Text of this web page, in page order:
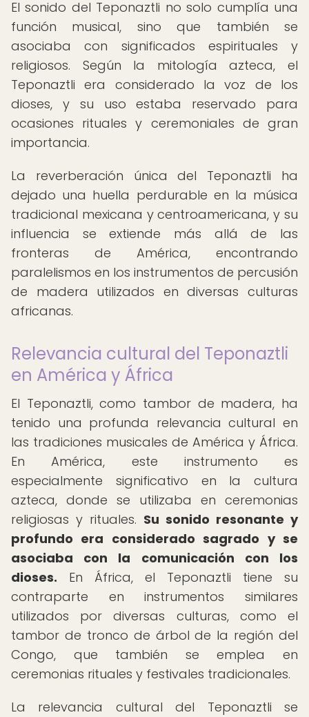
El sonido del Teponaztli no solo cumplía una
función musical, sino que también se
asociaba con significados espirituales y
religiosos. Según la mitología azteca, el
Teponaztli era considerado la voz de los
dioses, y su uso estaba reservado para
ocasiones rituales y ceremoniales de gran
importancia.
La reverberación única del Teponaztli ha
dejado una huella perdurable en la música
tradicional mexicana y centroamericana, y su
influencia se extiende más allá de las
fronteras de América, encontrando
paralelismos en los instrumentos de percusión
de madera utilizados en diversas culturas
africanas.
Relevancia cultural del Teponaztli
en América y África
El Teponaztli, como tambor de madera, ha
tenido una profunda relevancia cultural en
las tradiciones musicales de América y África.
En América, este instrumento es
especialmente significativo en la cultura
azteca, donde se utilizaba en ceremonias
religiosas y rituales. Su sonido resonante y
profundo era considerado sagrado y se
asociaba con la comunicación con los
dioses. En África, el Teponaztli tiene su
contraparte en instrumentos similares
utilizados por diversas culturas, como el
tambor de tronco de árbol de la región del
Congo, que también se emplea en
ceremonias rituales y festivales tradicionales.
La relevancia cultural del Teponaztli se